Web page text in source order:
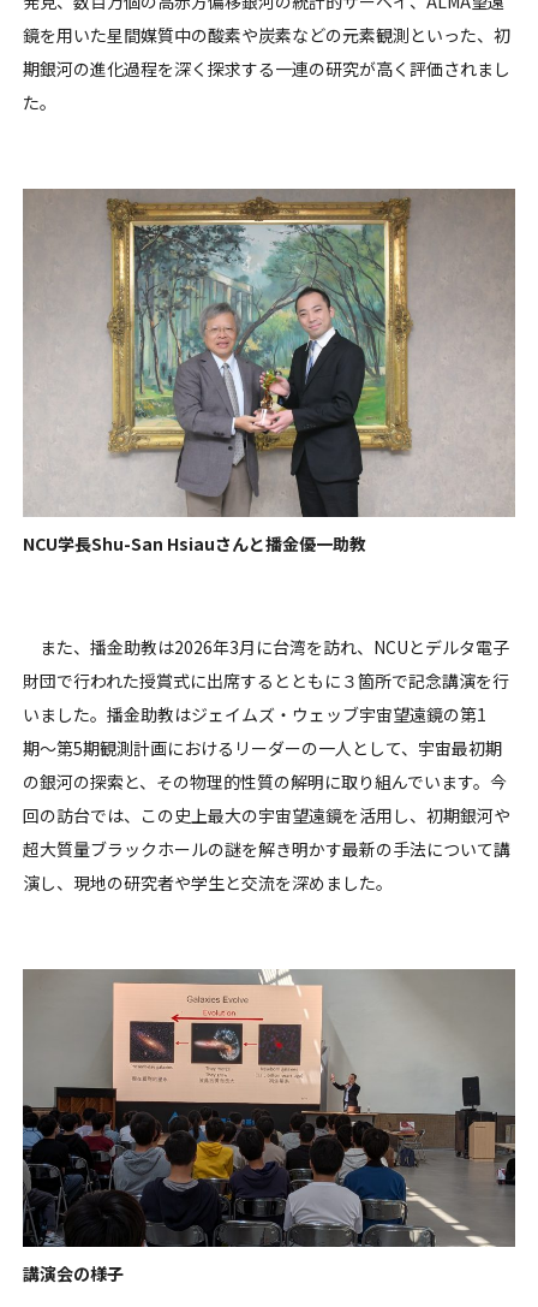
鏡を用いた星間媒質中の酸素や炭素などの元素観測といった、初
期銀河の進化過程を深く探求する一連の研究が高く評価されまし
た。
NCU学長Shu-San Hsiauさんと播金優一助教
また、播金助教は2026年3月に台湾を訪れ、NCUとデルタ電子
財団で行われた授賞式に出席するとともに３箇所で記念講演を行
いました。播金助教はジェイムズ・ウェッブ宇宙望遠鏡の第1
期〜第5期観測計画におけるリーダーの一人として、宇宙最初期
の銀河の探索と、その物理的性質の解明に取り組んでいます。今
回の訪台では、この史上最大の宇宙望遠鏡を活用し、初期銀河や
超大質量ブラックホールの謎を解き明かす最新の手法について講
演し、現地の研究者や学生と交流を深めました。
講演会の様子